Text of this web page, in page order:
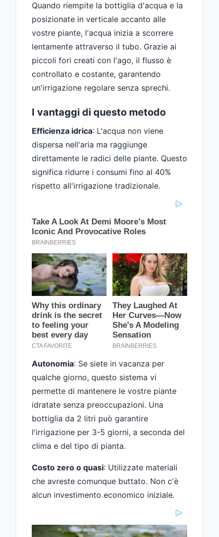
Quando riempite la bottiglia d'acqua e la
posizionate in verticale accanto alle
vostre piante, l'acqua inizia a scorrere
lentamente attraverso il tubo. Grazie ai
piccoli fori creati con l'ago, il flusso è
controllato e costante, garantendo
un'irrigazione regolare senza sprechi.
I vantaggi di questo metodo
Efficienza idrica: L'acqua non viene
dispersa nell'aria ma raggiunge
direttamente le radici delle piante. Questo
significa ridurre i consumi fino al 40%
rispetto all'irrigazione tradizionale.
Autonomia: Se siete in vacanza per
qualche giorno, questo sistema vi
permette di mantenere le vostre piante
idratate senza preoccupazioni. Una
bottiglia da 2 litri può garantire
l'irrigazione per 3-5 giorni, a seconda del
clima e del tipo di pianta.
Costo zero o quasi: Utilizzate materiali
che avreste comunque buttato. Non c'è
alcun investimento economico iniziale.